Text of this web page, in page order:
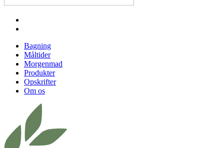
Bagning
Måltider
Morgenmad
Produkter
Opskrifter
Om os